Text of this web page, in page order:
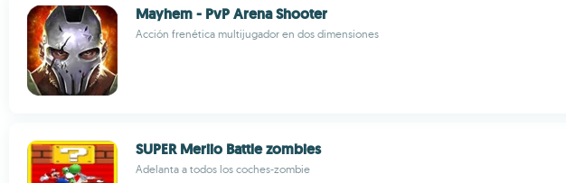
Mayhem - PvP Arena Shooter
Acción frenética multijugador en dos dimensiones
SUPER Meriio Battle zombies
Adelanta a todos los coches-zombie